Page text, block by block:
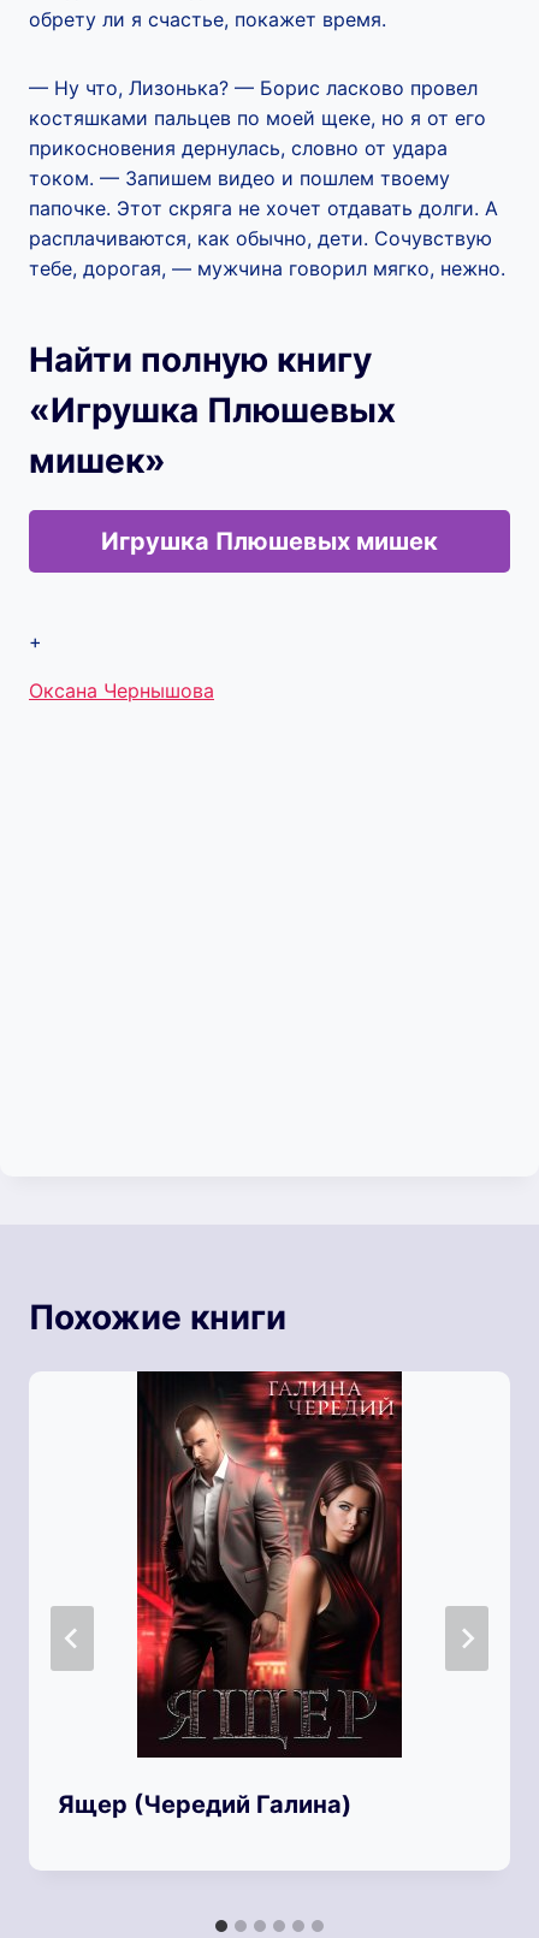
обрету ли я счастье, покажет время.
— Ну что, Лизонька? — Борис ласково провел
костяшками пальцев по моей щеке, но я от его
прикосновения дернулась, словно от удара
током. — Запишем видео и пошлем твоему
папочке. Этот скряга не хочет отдавать долги. А
расплачиваются, как обычно, дети. Сочувствую
тебе, дорогая, — мужчина говорил мягко, нежно.
Найти полную книгу
«Игрушка Плюшевых
мишек»
Игрушка Плюшевых мишек
+
Метки
Оксана Чернышова
Похожие книги
Ящер (Чередий Галина)